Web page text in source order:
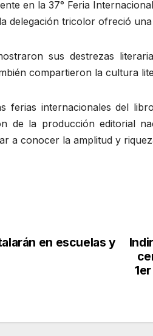
en la 37° Feria
delegación tricolor ofreció
sus destrezas
compartieron la cultura
ferias internacionales del
de la producción editorial
a conocer la amplitud y
en escuelas y